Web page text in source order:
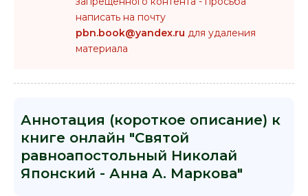
написать на почту
pbn.book@yandex.ru для удаления
материала
Аннотация (короткое описание) к
книге онлайн "Святой
равноапостольный Николай
Японский - Анна А. Маркова"